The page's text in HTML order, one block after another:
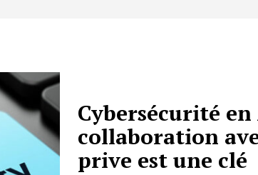
Cybersécurité
collaboration
prive est une clé